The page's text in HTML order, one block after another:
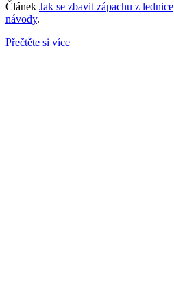
Článek Jak se zbavit zápachu z lednice
návody.
Přečtěte si více